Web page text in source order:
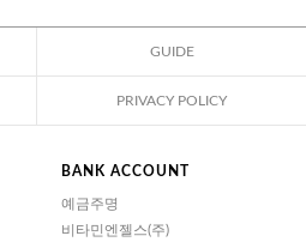
GUIDE
PRIVACY POLICY
BANK ACCOUNT
예금주명
비타민엔젤스(주)